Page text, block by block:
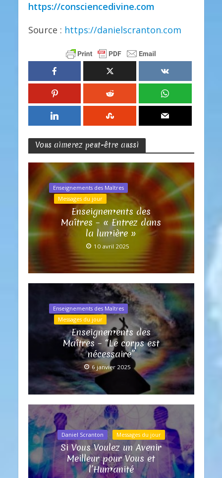
https://consciencedivine.com
Source : https://danielscranton.com
Vous aimerez peut-être aussi
Enseignements des Maîtres
Messages du jour
Enseignements des
Maîtres – « Entrez dans
la lumière »
10 avril 2025
Enseignements des Maîtres
Messages du jour
Enseignements des
Maîtres – “Le corps est
nécessaire”
6 janvier 2025
Daniel Scranton Messages du jour
Si Vous Voulez un Avenir
Meilleur pour Vous et
l’Humanité